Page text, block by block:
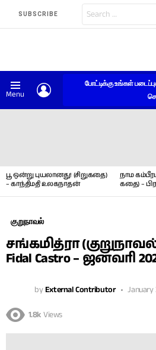
SUBSCRIBE
for:
Menu
போட்டிக்கு உங்கள்
பூ ஒன்று புயலானது! (சிறுகதை)
– காந்திமதி உலகநாதன்
நாம
கதை) –
குறுநாவல்
சங்கமித்ரா (குறுநாவல்
Fidal Castro – ஜனவரி
byExternal Contributor January
1.8k Views